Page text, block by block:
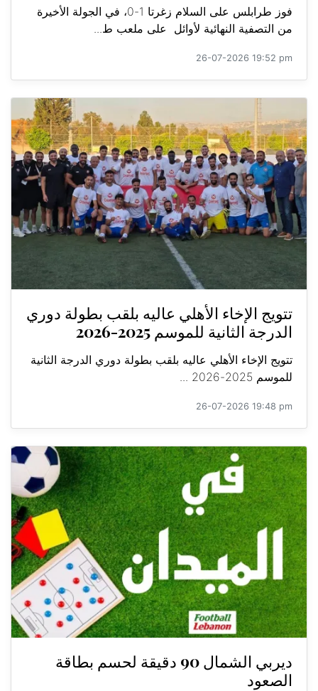
فوز طرابلس على السلام زغرتا 1-0، في الجولة الأخيرة
من التصفية النهائية لأوائل على ملعب ط...
26-07-2026 19:52 pm
تتويج الإخاء الأهلي عاليه بلقب بطولة دوري
الدرجة الثانية للموسم 2025-2026
تتويج الإخاء الأهلي عاليه بلقب بطولة دوري الدرجة الثانية
للموسم 2025-2026 ...
26-07-2026 19:48 pm
ديربي الشمال 90 دقيقة لحسم بطاقة
الصعود